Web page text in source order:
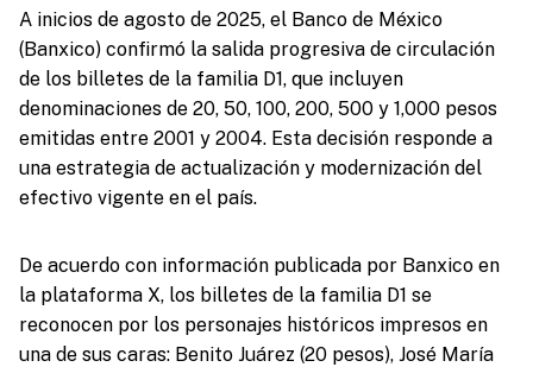
A inicios de agosto de 2025, el Banco de México
(Banxico) confirmó la salida progresiva de circulación
de los billetes de la familia D1, que incluyen
denominaciones de 20, 50, 100, 200, 500 y 1,000 pesos
emitidas entre 2001 y 2004. Esta decisión responde a
una estrategia de actualización y modernización del
efectivo vigente en el país.
De acuerdo con información publicada por Banxico en
la plataforma X, los billetes de la familia D1 se
reconocen por los personajes históricos impresos en
una de sus caras: Benito Juárez (20 pesos), José María